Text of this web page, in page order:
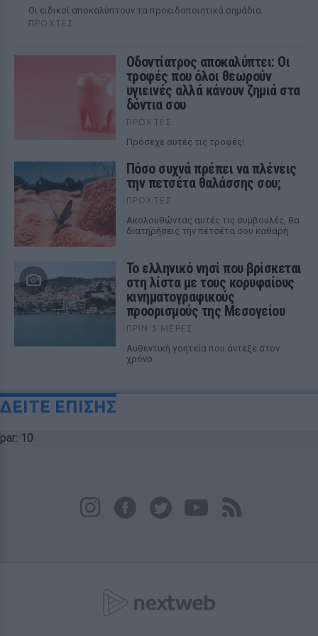
Οι ειδικοί αποκαλύπτουν τα προειδοποιητικά σημάδια
ΠΡΟΧΤΈΣ
Οδοντίατρος αποκαλύπτει: Οι
τροφές που όλοι θεωρούν
υγιεινές αλλά κάνουν ζημιά στα
δόντια σου
ΠΡΟΧΤΈΣ
Πρόσεχε αυτές τις τροφές!
Πόσο συχνά πρέπει να πλένεις
την πετσέτα θαλάσσης σου;
ΠΡΟΧΤΈΣ
Ακολουθώντας αυτές τις συμβουλές, θα
διατηρήσεις την πετσέτα σου καθαρή
Το ελληνικό νησί που βρίσκεται
στη λίστα με τους κορυφαίους
κινηματογραφικούς
προορισμούς της Μεσογείου
ΠΡΙΝ 3 ΜΈΡΕΣ
Αυθεντική γοητεία που άντεξε στον
χρόνο
ΔΕΙΤΕ ΕΠΙΣΗΣ
par: 10